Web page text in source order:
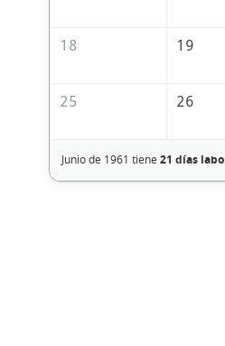
18 19
25 26
Junio de 1961 tiene 21 días